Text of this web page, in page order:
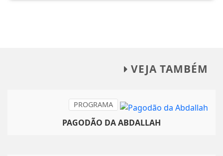
VEJA TAMBÉM
PROGRAMA
PAGODÃO DA ABDALLAH